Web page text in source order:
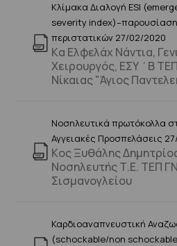
Κλίμακα Διαλογή ESI
severity index)–παρουσίαση
περιστατικών 27/02/2020
Kα Ελφελάχ Νάντια,
Χειρουργός, ΕΣΥ ΄Β
Νίκαιας "Άγιος
Νοσηλευτικά πρωτόκολλα
Αγγειακές Προσπελάσεις
Kος Ξυθάλης
Νοσηλευτής Τ.Ε. ΤΕΠ ΓΝ
Σισμανογλείου
Καρδιοαναπνευστική
(schockable/non